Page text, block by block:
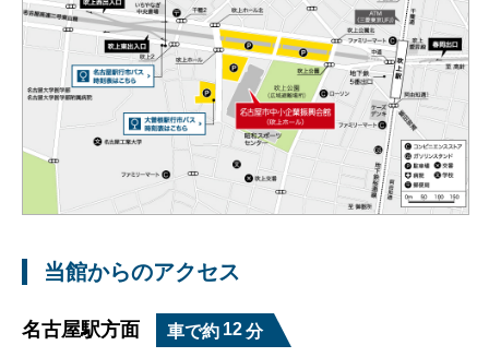
当館からのアクセス
名古屋駅方面 車で約 12分